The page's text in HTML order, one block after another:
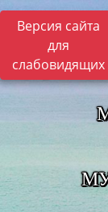
Версия сайта
для
слабовидящих